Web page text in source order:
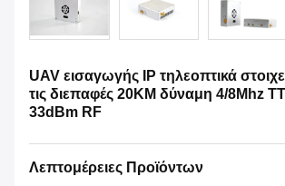
UAV εισαγωγής IP τηλεοπτικά
τις διεπαφές 20KM δύναμη 4/8Mhz
33dBm RF
Λεπτομέρειες Προϊόντων